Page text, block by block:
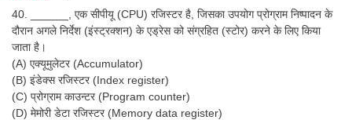
40. ______, एक सीपीयू (CPU) रजिस्टर है, जिसका उपयोग प्रोग्राम निष्पादन के
दौरान अगले निर्देश (इंस्ट्रक्शन) के एड्रेस को संग्रहित (स्टोर) करने के लिए किया
जाता है।
(A) एक्यूमुलेटर (Accumulator)
(B) इंडेक्स रजिस्टर (Index register)
(C) प्रोग्राम काउन्टर (Program counter)
(D) मेमोरी डेटा रजिस्टर (Memory data register)